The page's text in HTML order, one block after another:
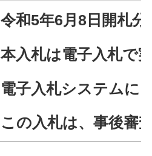
令和5年6月8日 開札
本入札は電子入札で
電子入札システムに
この入札は、事後審